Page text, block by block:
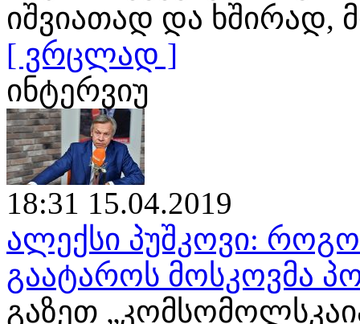
იშვიათად და
[ ვრცლად ]
ინტერვიუ
18:31 15.04.2019
ალექსი პუშკოვი:
გაატაროს მოსკოვმა
გაზეთ